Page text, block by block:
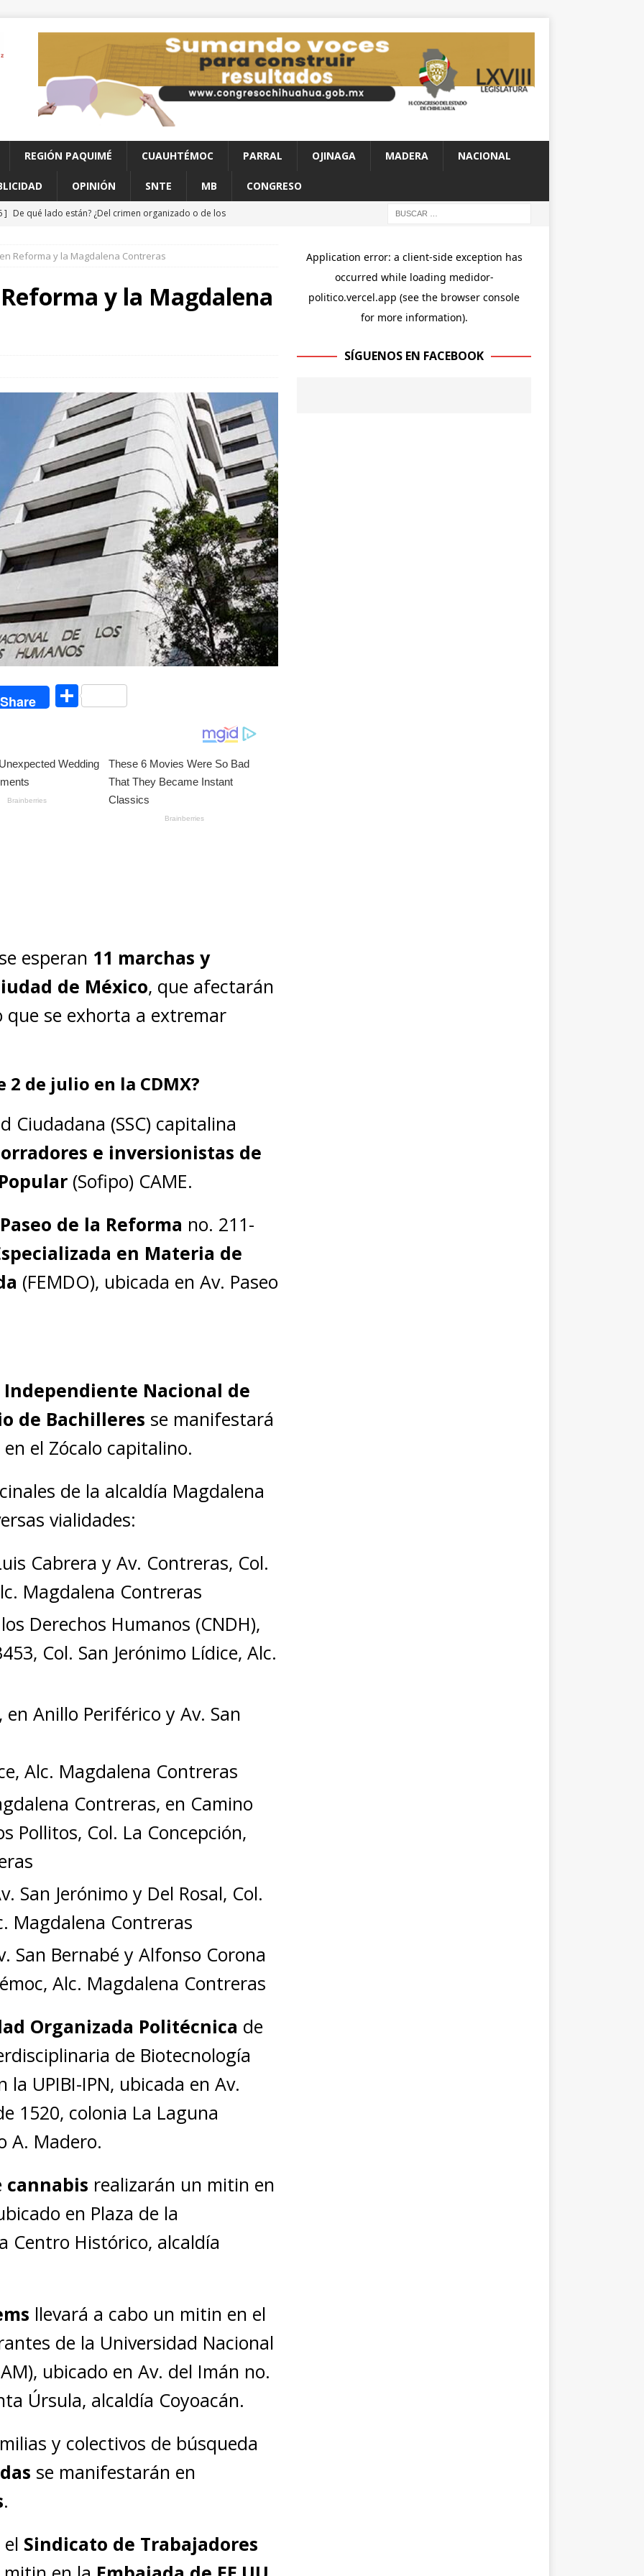
REGIÓN PAQUIMÉ CUAUHTÉMOC PARRAL OJINAGA MADERA NACIONAL
OPINIÓN SNTE MB CONGRESO
] De qué lado están? ¿Del crimen organizado o de los
] Exceso de velocidad y presunto estado de ebriedad terminan
vivienda
Román Torres pone en alto el nombre de Chihuahua en la
educativo
CHIHUAHUA
Canaco reconoce la trayectoria de comerciantes y destaca su
la economía
CHIHUAHUA
Reforma y la Magdalena Contreras
y la Magdalena
Share C
p
se esperan 11 marchas y
de México, que afectarán
que se exhorta a extremar
2 de julio en la CDMX?
Ciudadana (SSC) capitalina
e inversionistas de
(Sofipo) CAME.
Paseo de la Reforma no. 211-
en Materia de
(FEMDO), ubicada en Av. Paseo
Nacional de
de Bachilleres se manifestará
el Zócalo capitalino.
de la alcaldía Magdalena
vialidades:
Cabrera y Av. Contreras, Col.
Magdalena Contreras
Derechos Humanos (CNDH),
Col. San Jerónimo Lídice, Alc.
Anillo Periférico y Av. San
Alc. Magdalena Contreras
Contreras, en Camino
Pollitos, Col. La Concepción,
San Jerónimo y Del Rosal, Col.
Magdalena Contreras
San Bernabé y Alfonso Corona
Alc. Magdalena Contreras
Organizada Politécnica de
de Biotecnología
UPIBI-IPN, ubicada en Av.
1520, colonia La Laguna
A. Madero.
cannabis realizarán un mitin en
en Plaza de la
Centro Histórico, alcaldía
llevará a cabo un mitin en el
de la Universidad Nacional
ubicado en Av. del Imán no.
Úrsula, alcaldía Coyoacán.
y colectivos de búsqueda
se manifestarán en
.
el Sindicato de Trabajadores
SÍGUENOS EN FACEBOOK